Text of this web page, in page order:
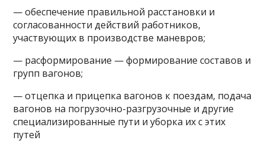
— обеспечение правильной расстановки и
согласованности действий работников,
участвующих в производстве маневров;
— расформирование — формирование составов и
групп вагонов;
— отцепка и прицепка вагонов к поездам, подача
вагонов на погрузочно-разгрузочные и другие
специализированные пути и уборка их с этих
путей